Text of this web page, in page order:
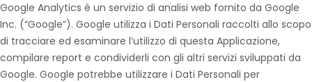
Google Analytics è un servizio di analisi web fornito da Google
Inc. (“Google”). Google utilizza i Dati Personali raccolti allo scopo
di tracciare ed esaminare l’utilizzo di questa Applicazione,
compilare report e condividerli con gli altri servizi sviluppati da
Google. Google potrebbe utilizzare i Dati Personali per